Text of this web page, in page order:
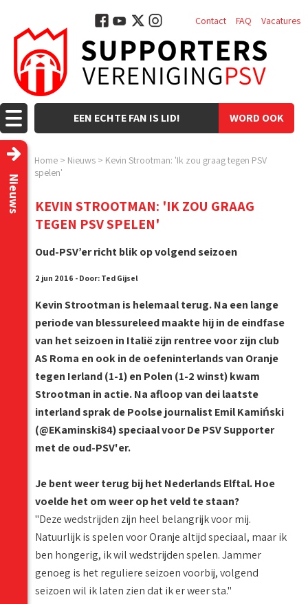
WORD OOK
EEN ECHTE FAN IS LID!
Contact FAQ Vacatures
Home > Nieuws > Kevin Strootman: 'Ik zou graag tegen PSV
spelen'
Nieuws
KEVIN STROOTMAN: 'IK ZOU GRAAG
TEGEN PSV SPELEN'
Oud-PSV’er richt blik op volgend seizoen
2 jun 2016 - Door: Ted Gijsel
Kevin Strootman is helemaal terug. Na een lange
periode van blessureleed maakte hij in de eindfase
van het seizoen in Italië zijn rentree voor zijn club
AS Roma en ook in de oefeninterlands van Oranje
tegen Ierland (1-1) en Polen (1-2 winst) kwam
Strootman in actie. Na afloop van dei laatste
interland sprak de Poolse journalist Emil Kamiński
(@EKaminski84) speciaal voor De PSV Supporter
met de oud-PSV'er.
Je bent weer terug bij het Nederlands Elftal. Hoe
voelde het om weer op het veld te staan?
"Deze wedstrijden zijn heel belangrijk voor mij.
Natuurlijk is spelen voor Oranje altijd speciaal, maar ik
ben hongerig, ik wil wedstrijden spelen. Jammer
genoeg is het reguliere seizoen voorbij, volgend
seizoen wil ik laten zien dat ik er weer sta."